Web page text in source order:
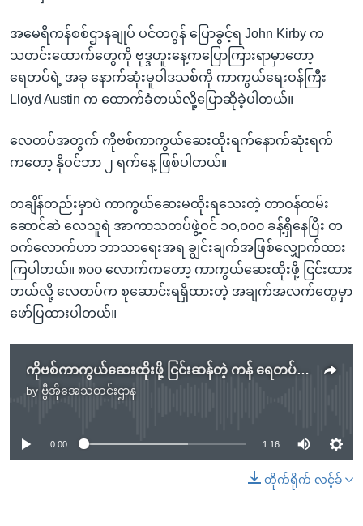
အမေရိကန်စစ်ဌာနချုပ် ပင်တဂွန် ပြောခွင့်ရ John Kirby က
သတင်းထောက်တွေကို ဗုဒ္ဒဟူးနေ့ကပြောကြားရာမှာတော့
ရေတပ်ရဲ့ အခု နောက်ဆုံးမူဝါဒသစ်ကို ကာကွယ်ရေးဝန်ကြီး
Lloyd Austin က ထောက်ခံတယ်လို့ပြောဆိုခဲ့ပါတယ်။
လေတပ်အတွက် ကိုဗစ်ကာကွယ်ဆေးထိုးရက်နောက်ဆုံးရက်
ကတော့ နိုဝင်ဘာ ၂ ရက်နေ့ ဖြစ်ပါတယ်။
တချိန်တည်းမှာပဲ ကာကွယ်ဆေးမထိုးရသေးတဲ့ တာဝန်ထမ်း
ဆောင်ဆဲ လေသူရဲ အာကာသတပ်ဖွဲ့ဝင် ၁၀,၀၀၀ ခန့်ရှိနေပြီး တ
ဝက်လောက်ဟာ ဘာသာရေးအရ ချွင်းချက်အဖြစ်လျှောက်ထား
ကြပါတယ်။ ၈၀၀ လောက်ကတော့ ကာကွယ်ဆေးထိုးဖို့ ငြင်းထား
တယ်လို့ လေတပ်က စုဆောင်းရရှိထားတဲ့ အချက်အလက်တွေမှာ
ဖော်ပြထားပါတယ်။
ကိုဗစ်ကာကွယ်ဆေးထိုးဖို့ ငြင်းဆန်တဲ့ ကန် ရေတပ်သားတွေ ခံစားခွင့် ဆုံးရှုံးနိုင်
by ဗွီအိုအေသတင်းဌာန
No media source currently available
0:00 1:16
တိုက်ရိုက် လင့်ခ်